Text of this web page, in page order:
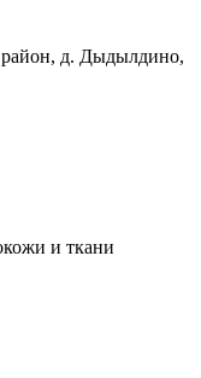
д. Дыдылдино,
и ткани